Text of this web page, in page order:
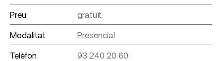
Preu gratuït
Modalitat Presencial
Telèfon 93 240 20 60